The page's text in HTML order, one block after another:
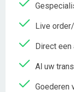
Live
Direct
Al uw
Goederen